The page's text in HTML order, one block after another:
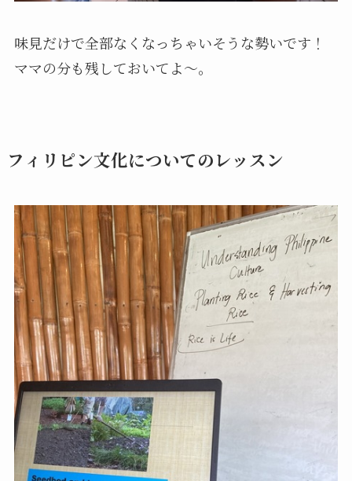
味見だけで全部なくなっちゃいそうな勢いです！
ママの分も残しておいてよ～。
フィリピン文化についてのレッスン